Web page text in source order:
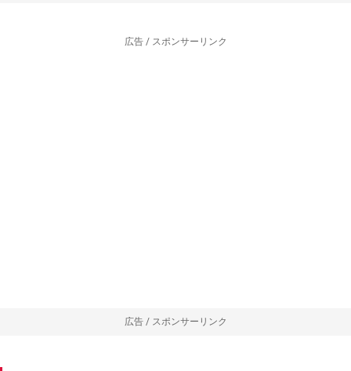
広告 / スポンサーリンク
広告 / スポンサーリンク